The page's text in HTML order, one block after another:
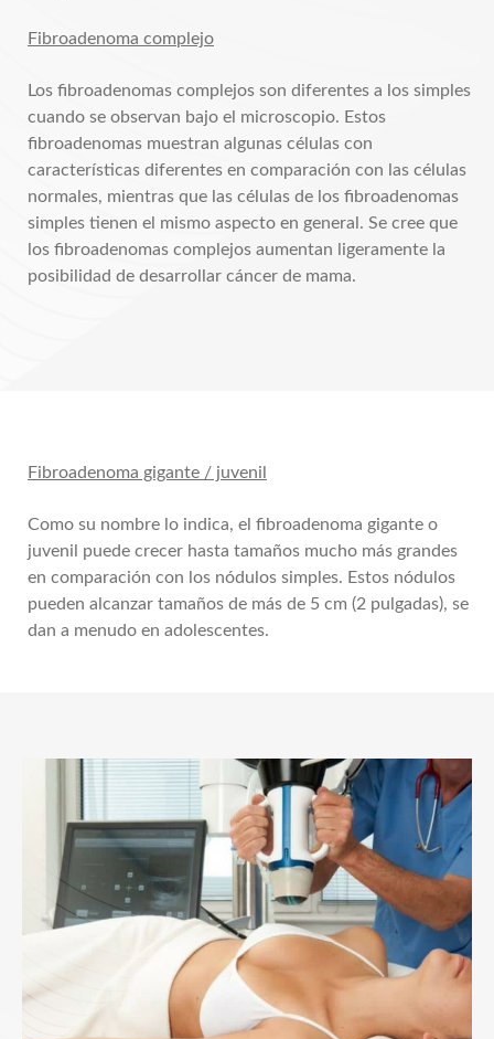
Fibroadenoma complejo
Los fibroadenomas complejos son diferentes a los simples
cuando se observan bajo el microscopio. Estos
fibroadenomas muestran algunas células con
características diferentes en comparación con las células
normales, mientras que las células de los fibroadenomas
simples tienen el mismo aspecto en general. Se cree que
los fibroadenomas complejos aumentan ligeramente la
posibilidad de desarrollar cáncer de mama.
Fibroadenoma gigante / juvenil
Como su nombre lo indica, el fibroadenoma gigante o
juvenil puede crecer hasta tamaños mucho más grandes
en comparación con los nódulos simples. Estos nódulos
pueden alcanzar tamaños de más de 5 cm (2 pulgadas), se
dan a menudo en adolescentes.